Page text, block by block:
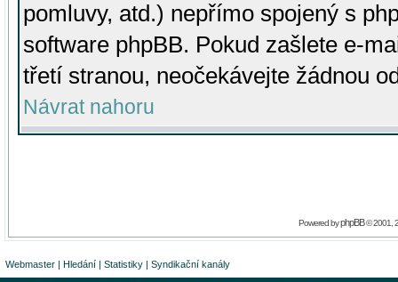
pomluvy, atd.) nepřímo spojený s
software phpBB. Pokud zašlete e-
třetí stranou, neočekávejte žádnou
Návrat nahoru
Powered byphpBB© 2001,
Webmaster | Hledání | Statistiky | Syndikační kanály